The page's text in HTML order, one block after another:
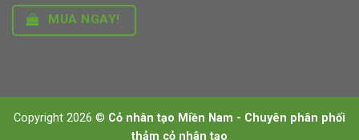
MUA NGAY!
Copyright 2026 © Cỏ nhân tạo Miền Nam - Chuyên phân phối
thảm cỏ nhân tạo